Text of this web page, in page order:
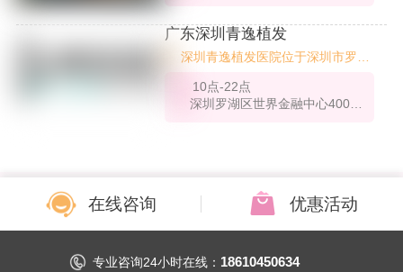
终坚持以技术为核心、以客户为中
心，致力于为求美者提供科学、个
性化的整形解决方案。机构配备现
代化医疗设备，设有2间标准手术
室、5间VIP病房及4间专属接待
室，医疗环境温馨私密，服务流程
广东深圳青逸植发
深圳青逸植发医院位于深圳市罗湖
层，创建于2017年，属于民营医
院，设有植发科和皮肤科两个特色
10点-22点
深圳罗湖区世界金融中心4003A
在线咨询 优惠活动
专业咨询24小时在线： 18610450634